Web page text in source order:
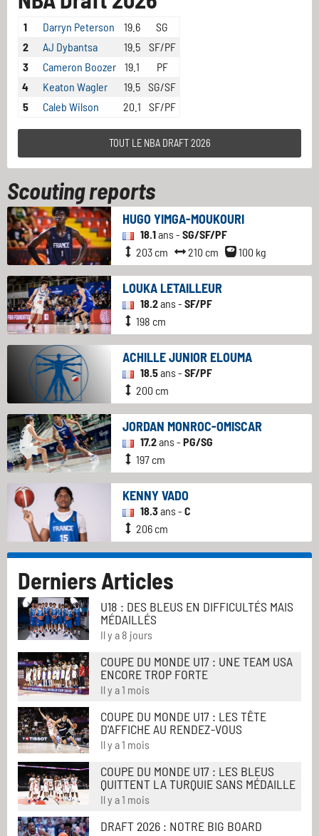
1 Darryn Peterson 19.6
SG
2
AJ Dybantsa 19.5
SF/PF
3
Cameron Boozer 19.1
PF
4
Keaton Wagler 19.5 SG/SF
5
Caleb Wilson 20.1 SF/PF
TOUT LE NBA DRAFT 2026
Scouting reports
HUGO YIMGA-MOUKOURI
18.1ans - SG/SF/PF
203 cm
210 cm 100 kg
LOUKA LETAILLEUR
18.2ans - SF/PF
198 cm
ACHILLE JUNIOR ELOUMA
18.5ans - SF/PF
200 cm
JORDAN MONROC-OMISCAR
17.2ans - PG/SG
197 cm
KENNY VADO
18.3ans - C
206 cm
Derniers Articles
U18 : DES BLEUS EN DIFFICULTÉS MAIS
MÉDAILLÉS
Il y a 8 jours
COUPE DU MONDE U17 : UNE TEAM USA
ENCORE TROP FORTE
Il y a 1 mois
COUPE DU MONDE U17 : LES TÊTE
D'AFFICHE AU RENDEZ-VOUS
Il y a 1 mois
COUPE DU MONDE U17 : LES BLEUS
QUITTENT LA TURQUIE SANS MÉDAILLE
Il y a 1 mois
DRAFT 2026 : NOTRE BIG BOARD